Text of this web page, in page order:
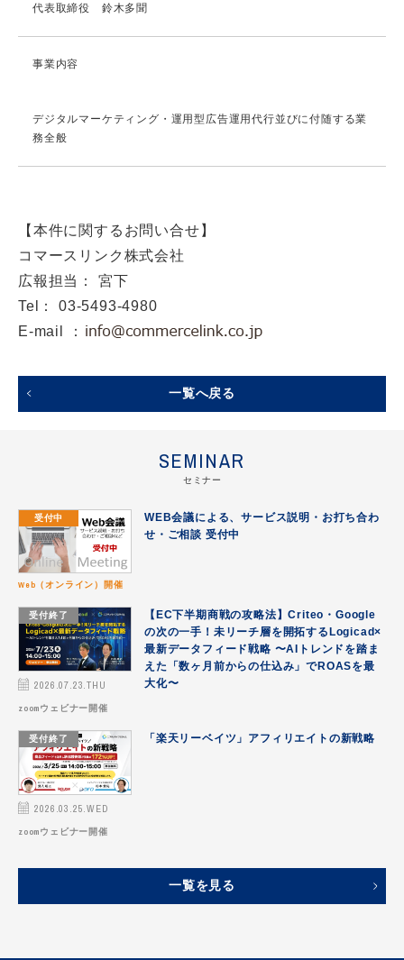
代表取締役 鈴木多聞
事業内容
デジタルマーケティング・運用型広告運用代行並びに付随する業
務全般
【本件に関するお問い合せ】
コマースリンク株式会社
広報担当： 宮下
Tel： 03-5493-4980
E-mail ：
一覧へ戻る
SEMINAR
セミナー
受付中
Web（オンライン）開催
WEB会議による、サービス説明・お打ち合わ
せ・ご相談 受付中
受付終了
2026.07.23.THU
zoomウェビナー開催
【EC下半期商戦の攻略法】Criteo・Google
の次の一手！未リーチ層を開拓するLogicad×
最新データフィード戦略 〜AIトレンドを踏ま
えた「数ヶ月前からの仕込み」でROASを最
大化〜
受付終了
2026.03.25.WED
zoomウェビナー開催
「楽天リーベイツ」アフィリエイトの新戦略
一覧を見る